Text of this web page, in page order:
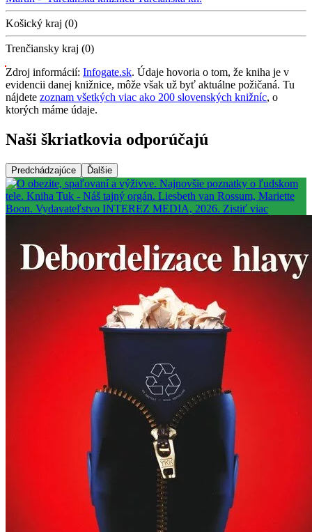
Košický kraj (0)
Trenčiansky kraj (0)
Zdroj informácií: Infogate.sk. Údaje hovoria o tom, že kniha je v
evidencii danej knižnice, môže však už byť aktuálne požičaná. Tu
nájdete zoznam všetkých viac ako 200 slovenských knižníc, o
ktorých máme údaje.
Naši škriatkovia odporúčajú
Predchádzajúce Ďalšie